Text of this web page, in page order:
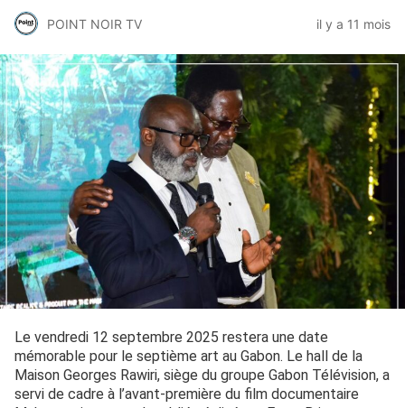
POINT NOIR TV il y a 11 mois
Le vendredi 12 septembre 2025 restera une date
mémorable pour le septième art au Gabon. Le hall de la
Maison Georges Rawiri, siège du groupe Gabon Télévision, a
servi de cadre à l’avant-première du film documentaire